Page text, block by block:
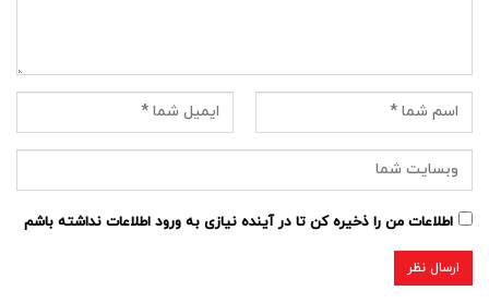
اطلاعات من را ذخیره کن تا در آینده نیازی به ورود اطلاعات نداشته باشم